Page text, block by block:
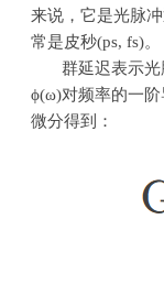
来说，它是光脉
常是皮秒(ps, fs)。
群延迟表示
ϕ(ω)对频率的一
微分得到：